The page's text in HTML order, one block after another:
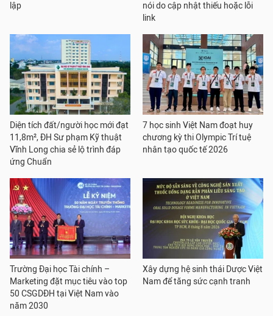
lập
nói do cập nhật thiếu hoặc lỗi
link
Diện tích đất/người học mới đạt
11,8m², ĐH Sư phạm Kỹ thuật
Vĩnh Long chia sẻ lộ trình đáp
ứng Chuẩn
7 học sinh Việt Nam đoạt huy
chương kỳ thi Olympic Trí tuệ
nhân tạo quốc tế 2026
Trường Đại học Tài chính –
Marketing đặt mục tiêu vào top
50 CSGDĐH tại Việt Nam vào
năm 2030
Xây dựng hệ sinh thái Dược Việt
Nam để tăng sức cạnh tranh